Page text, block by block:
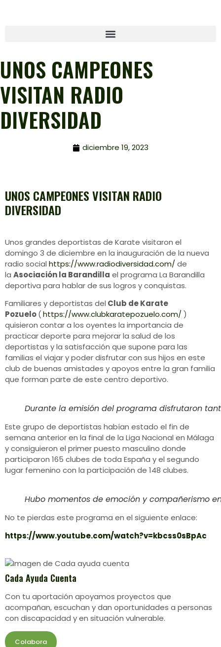
UNOS CAMPEONES
VISITAN RADIO
DIVERSIDAD
diciembre 19, 2023
UNOS CAMPEONES VISITAN RADIO
DIVERSIDAD
Unos grandes deportistas de Karate visitaron el
domingo 3 de diciembre en la inauguración de la nueva
radio social https://www.radiodiversidad.com/ de
la Asociación la Barandilla el programa La Barandilla
deportiva para hablar de sus logros y conquistas.
Familiares y deportistas del Club de Karate
Pozuelo(https://www.clubkaratepozuelo.com/ )
quisieron contar a los oyentes la importancia de
practicar deporte para mejorar la salud de los
deportistas y la satisfacción que supone para las
familias el viajar y poder disfrutar con sus hijos en este
club de buenas amistades y apoyos entre la gran familia
que forman parte de este centro deportivo.
Durante la emisión del programa disfrutaron
Este grupo de deportistas habían estado el fin de
semana anterior en la final de la Liga Nacional en Málaga
y consiguieron el primer puesto masculino donde
participaron 165 clubes de toda España y el segundo
lugar femenino con la participación de 148 clubes.
Hubo momentos de emoción y compañerismo
No te pierdas este programa en el siguiente enlace:
https://www.youtube.com/watch?v=kbcss0sBpAc
Cada Ayuda Cuenta
Con tu aportación apoyamos proyectos que
acompañan, escuchan y dan oportunidades a personas
con discapacidad y en situación vulnerable.
Colabora